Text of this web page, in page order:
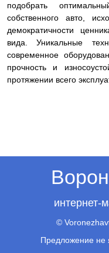
подобрать
собственного авто,
демократичности
вида. Уникальные
современное
прочность и
протяжении всего
интернет-
©
Предложение не